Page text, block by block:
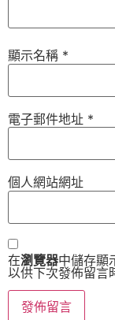
顯示名稱 *
電子郵件地址 *
個人網站網址
在瀏覽器中儲存顯
以供下次發佈留言